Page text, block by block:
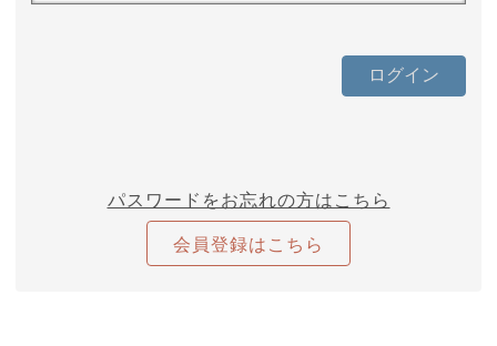
パスワードをお忘れの方はこちら
会員登録はこちら